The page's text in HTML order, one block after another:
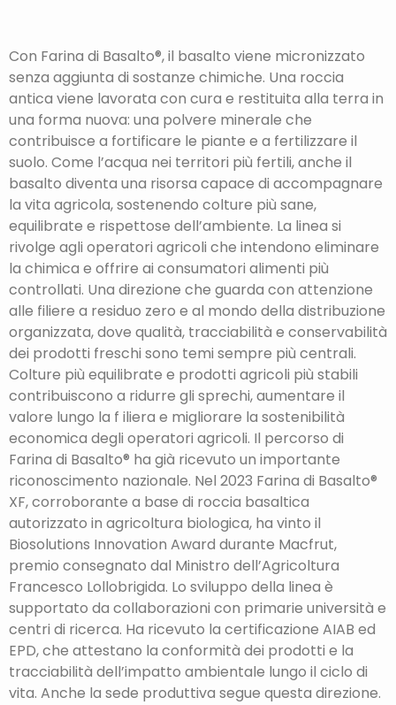
Con Farina di Basalto®, il basalto viene micronizzato
senza aggiunta di sostanze chimiche. Una roccia
antica viene lavorata con cura e restituita alla terra in
una forma nuova: una polvere minerale che
contribuisce a fortificare le piante e a fertilizzare il
suolo. Come l’acqua nei territori più fertili, anche il
basalto diventa una risorsa capace di accompagnare
la vita agricola, sostenendo colture più sane,
equilibrate e rispettose dell’ambiente. La linea si
rivolge agli operatori agricoli che intendono eliminare
la chimica e offrire ai consumatori alimenti più
controllati. Una direzione che guarda con attenzione
alle filiere a residuo zero e al mondo della distribuzione
organizzata, dove qualità, tracciabilità e conservabilità
dei prodotti freschi sono temi sempre più centrali.
Colture più equilibrate e prodotti agricoli più stabili
contribuiscono a ridurre gli sprechi, aumentare il
valore lungo la f iliera e migliorare la sostenibilità
economica degli operatori agricoli. Il percorso di
Farina di Basalto® ha già ricevuto un importante
riconoscimento nazionale. Nel 2023 Farina di Basalto®
XF, corroborante a base di roccia basaltica
autorizzato in agricoltura biologica, ha vinto il
Biosolutions Innovation Award durante Macfrut,
premio consegnato dal Ministro dell’Agricoltura
Francesco Lollobrigida. Lo sviluppo della linea è
supportato da collaborazioni con primarie università e
centri di ricerca. Ha ricevuto la certificazione AIAB ed
EPD, che attestano la conformità dei prodotti e la
tracciabilità dell’impatto ambientale lungo il ciclo di
vita. Anche la sede produttiva segue questa direzione.